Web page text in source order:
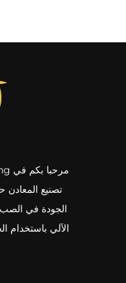
تصنيع المعادن
الجودة في الصب
الآلي باستخدام